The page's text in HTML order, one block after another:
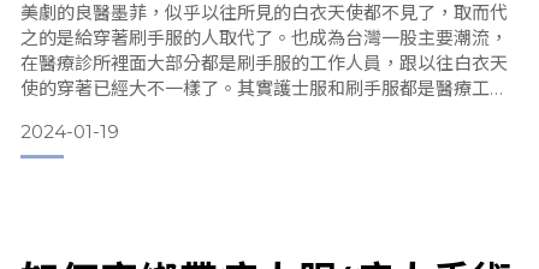
美劇的良醫墨菲，似乎以往所見的白衣天使都不見了，取而代
之的是給穿著刷手服的人取代了。也成為台灣一股主要潮流，
在醫療診所裡面大部分都是刷手服的工作人員，跟以往白衣天
使的穿著已經大不一樣了。其實護士服和刷手服都是醫療工作
的不同時間及使用時機分享觀點。
2024-01-19